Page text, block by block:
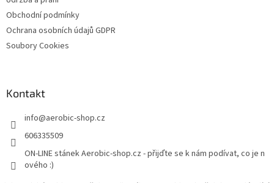
Obchodní podmínky
Ochrana osobních údajů GDPR
Soubory Cookies
Kontakt
info@aerobic-shop.cz
606335509
ON-LINE stánek Aerobic-shop.cz - přijďte se k nám podívat, co je n
ového :)